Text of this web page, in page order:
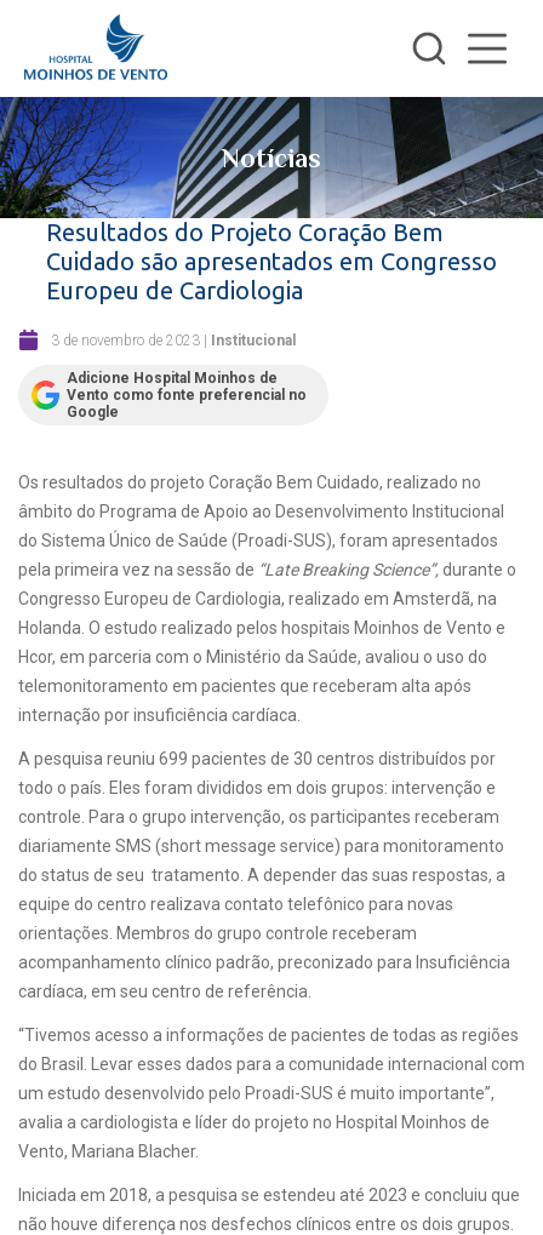
Notícias
Resultados do Projeto Coração Bem
Cuidado são apresentados em Congresso
Europeu de Cardiologia
3 de novembro de 2023 | Institucional
Adicione Hospital Moinhos de
Vento como fonte preferencial no
Google
Os resultados do projeto Coração Bem Cuidado, realizado no
âmbito do Programa de Apoio ao Desenvolvimento Institucional
do Sistema Único de Saúde (Proadi-SUS), foram apresentados
pela primeira vez na sessão de “Late Breaking Science”,durante o
Congresso Europeu de Cardiologia, realizado em Amsterdã, na
Holanda. O estudo realizado pelos hospitais Moinhos de Vento e
Hcor, em parceria com o Ministério da Saúde, avaliou o uso do
telemonitoramento em pacientes que receberam alta após
internação por insuficiência cardíaca.
A pesquisa reuniu 699 pacientes de 30 centros distribuídos por
todo o país. Eles foram divididos em dois grupos: intervenção e
controle. Para o grupo intervenção, os participantes receberam
diariamente SMS (short message service) para monitoramento
do status de seu tratamento. A depender das suas respostas, a
equipe do centro realizava contato telefônico para novas
orientações. Membros do grupo controle receberam
acompanhamento clínico padrão, preconizado para Insuficiência
cardíaca, em seu centro de referência.
“Tivemos acesso a informações de pacientes de todas as regiões
do Brasil. Levar esses dados para a comunidade internacional com
um estudo desenvolvido pelo Proadi-SUS é muito importante”,
avalia a cardiologista e líder do projeto no Hospital Moinhos de
Vento, Mariana Blacher.
Iniciada em 2018, a pesquisa se estendeu até 2023 e concluiu que
não houve diferença nos desfechos clínicos entre os dois grupos.